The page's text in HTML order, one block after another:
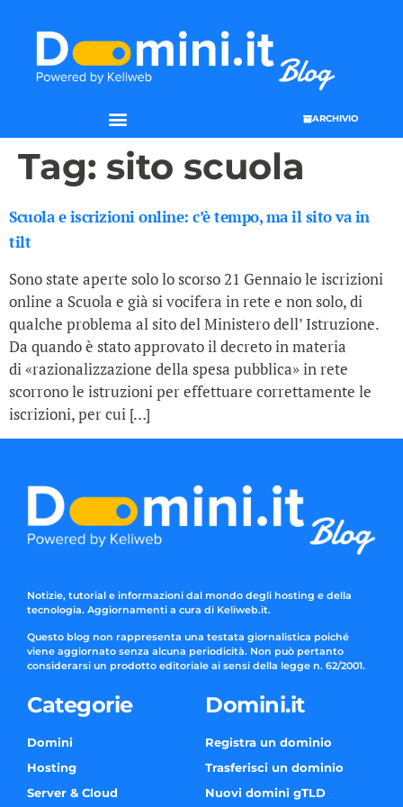
ARCHIVIO
Tag: sito scuola
Scuola e iscrizioni online: c’è tempo, ma il sito va in
tilt
Sono state aperte solo lo scorso 21 Gennaio le iscrizioni
online a Scuola e già si vocifera in rete e non solo, di
qualche problema al sito del Ministero dell’ Istruzione.
Da quando è stato approvato il decreto in materia
di «razionalizzazione della spesa pubblica» in rete
scorrono le istruzioni per effettuare correttamente le
iscrizioni, per cui […]
Notizie, tutorial e informazioni dal mondo degli hosting e della
tecnologia. Aggiornamenti a cura di Keliweb.it.
Questo blog non rappresenta una testata giornalistica poiché
viene aggiornato senza alcuna periodicità. Non può pertanto
considerarsi un prodotto editoriale ai sensi della legge n. 62/2001.
Categorie
Domini
Hosting
Server & Cloud
Domini.it
Registra un dominio
Trasferisci un dominio
Nuovi domini gTLD